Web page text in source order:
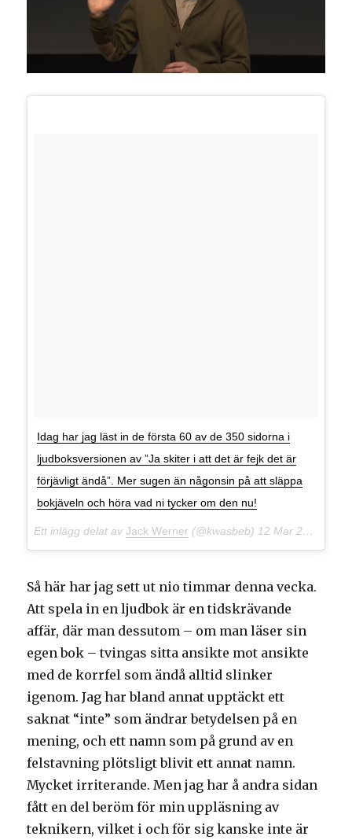
Idag har jag läst in de första 60 av de 350 sidorna i
ljudboksversionen av ”Ja skiter i att det är fejk det är
förjävligt ändå”. Mer sugen än någonsin på att släppa
bokjäveln och höra vad ni tycker om den nu!
Ett inlägg delat avJack Werner (@kwasbeb) 12 Mar 2018 kl. 5:20 PDT
Så här har jag sett ut nio timmar denna vecka.
Att spela in en ljudbok är en tidskrävande
affär, där man dessutom – om man läser sin
egen bok – tvingas sitta ansikte mot ansikte
med de korrfel som ändå alltid slinker
igenom. Jag har bland annat upptäckt ett
saknat “inte” som ändrar betydelsen på en
mening, och ett namn som på grund av en
felstavning plötsligt blivit ett annat namn.
Mycket irriterande. Men jag har å andra sidan
fått en del beröm för min uppläsning av
teknikern, vilket i och för sig kanske inte är